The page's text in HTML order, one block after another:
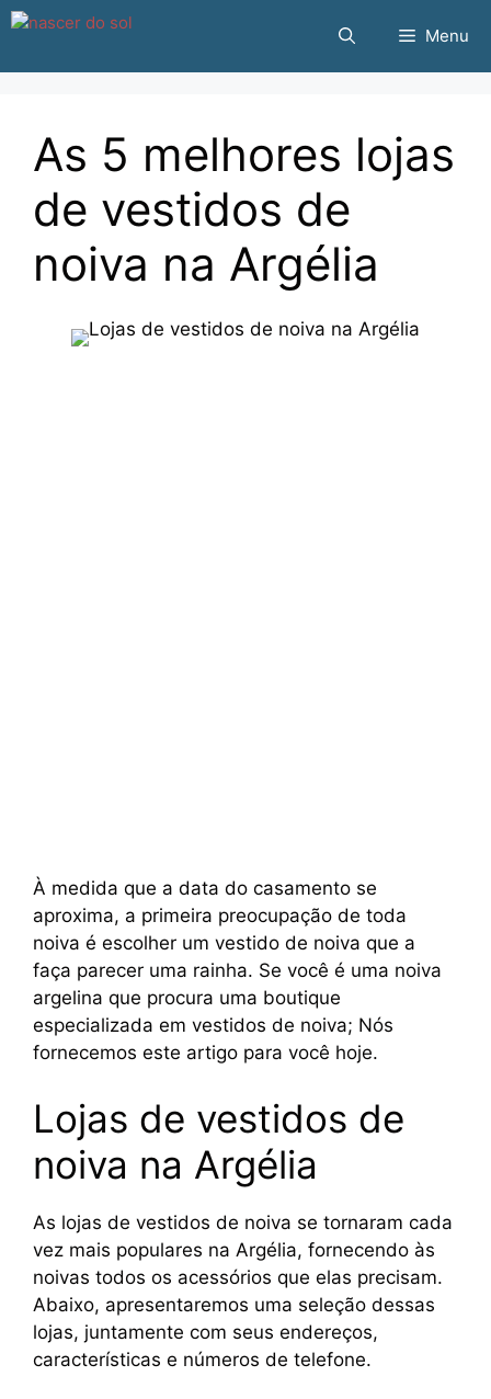
Pular
o
Menu
As 5 melhores lojas
de vestidos de
noiva na Argélia
À medida que a data do casamento se
aproxima, a primeira preocupação de toda
noiva é escolher um vestido de noiva que a
faça parecer uma rainha. Se você é uma noiva
argelina que procura uma boutique
especializada em vestidos de noiva; Nós
fornecemos este artigo para você hoje.
Lojas de vestidos de
noiva na Argélia
As lojas de vestidos de noiva se tornaram cada
vez mais populares na Argélia, fornecendo às
noivas todos os acessórios que elas precisam.
Abaixo, apresentaremos uma seleção dessas
lojas, juntamente com seus endereços,
características e números de telefone.